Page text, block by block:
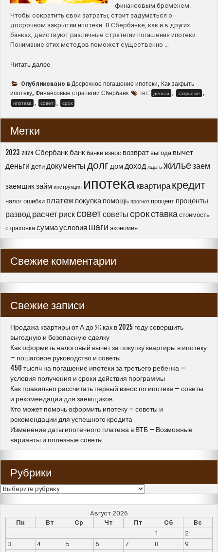
финансовым бременем.
Чтобы сократить свои затраты, стоит задуматься о
досрочном закрытии ипотеки. В Сбербанке, как и в других
банках, действуют различные стратегии погашения ипотеки.
Понимание этих методов поможет существенно …
Читать далее“Как
лишних
переплат
–
ипотеки
в
Опубликовано в Досрочное погашение ипотеки, Как закрыть
ипотеку, Финансовые стратегии Сбербанк Тег: деньги , закрытие ,
ипотека , совет , срок
Метки
2023 2024 Сбербанкбанкбанки взнос возврат выгода вычет
деньги детидокументы долг домдоход ждать жильезаем
заемщикзайм инструкция ипотекаквартиракредит
налогошибки платеж покупка помощь прогноз процент проценты
развод расчет рисксоветсоветы срокставка стоимость
страховкасуммаусловия шаги экономия
Свежие комментарии
Свежие записи
Продажа квартиры от А до Я: как в 2025 году совершить
выгодную и безопасную сделку
Как оформить налоговый вычет за покупку квартиры в ипотеку
– пошаговое руководство и советы
450 тысяч на погашение ипотеки за третьего ребенка –
условия получения и сроки действия программы
Как правильно рассчитать первый взнос по ипотеке – советы
и рекомендации для заемщиков
Кто может помочь оформить ипотеку – советы и
рекомендации для успешного кредита
Изменение даты ипотечного платежа в ВТБ – Возможные
варианты и полезные советы
Рубрики
Рубрики
Август 2026
Пн
Вт Ср Чт Пт Сб
Вс
1
2
3
4 5 6 7 8
9